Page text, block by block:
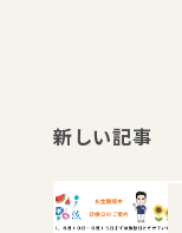
新しい記事